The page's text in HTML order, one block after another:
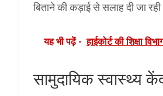
बिताने की कड़ाई से सलाह दी जा
यह भी पढ़ें - हाईकोर्ट की शिक्षा
सामुदायिक स्वास्थ्य